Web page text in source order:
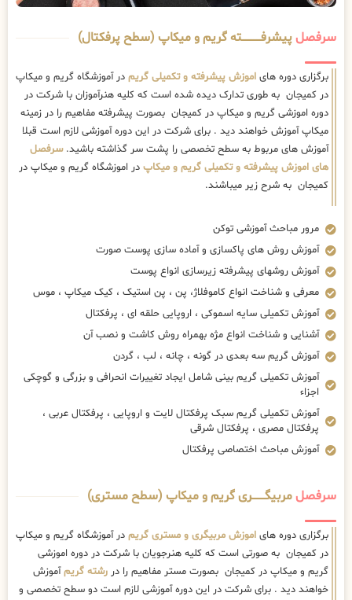
سرفصلپیشرفــــــــــــته گریم و میکاپ (سطح پرفکتال)
برگزاری دوره های اموزش پیشرفته و تکمیلی گریم در آموزشگاه گریم و میکاپ
در کمیجان به طوری تدارک دیده شده است که کلیه هنرآموزان با شرکت در
دوره اموزشی گریم و میکاپ در کمیجان بصورت پیشرفته مفاهیم را در زمینه
میکاپ آموزش خواهند دید . برای شرکت در این دوره آموزشی لازم است قبلا
آموزش های مربوط به سطح تخصصی را پشت سر گذاشته باشید.سرفصل
های اموزش پیشرفته و تکمیلی گریم و میکاپ در اموزشگاه گریم و میکاپ در
کمیجان به شرح زیر میباشند.
مرور مباحث آموزشی توکن
آموزش روش های پاکسازی و آماده سازی پوست صورت
آموزش روشهای پیشرفته زیرسازی انواع پوست
معرفی و شناخت انواع کاموفلاژ، پن ، پن استیک ، کیک میکاپ ، موس
آموزش تکمیلی سایه اسموکی ، اروپایی حلقه ای ، پرفکتال
آشنایی و شناخت انواع مژه بهمراه روش کاشت و نصب آن
آموزش گریم سه بعدی در گونه ، چانه ، لب ، گردن
آموزش تکمیلی گریم بینی شامل ایجاد تغییرات انحرافی و بزرگی و گوچکی
اجزاء
آموزش تکمیلی گریم سبک پرفکتال لایت و اروپایی ، پرفکتال عربی ،
پرفکتال مصری ، پرفکتال شرقی
آموزش مباحث اختصاصی پرفکتال
سرفصلمربیگــــــــری گریم و میکاپ (سطح مستری)
برگزاری دوره های اموزش مربیگری و مستری گریم در آموزشگاه گریم و میکاپ
در کمیجان به صورتی است که کلیه هنرجویان با شرکت در دوره اموزشی
گریم و میکاپ در کمیجان بصورت مستر مفاهیم را در رشته گریمآموزش
خواهند دید . برای شرکت در این دوره آموزشی لازم است دو سطح تخصصی و